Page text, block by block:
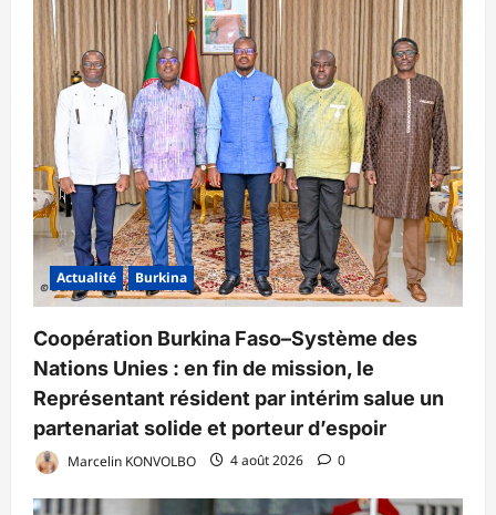
Actualité Burkina
Coopération Burkina Faso–Système des
Nations Unies : en fin de mission, le
Représentant résident par intérim salue un
partenariat solide et porteur d’espoir
Marcelin KONVOLBO 4 août 2026 0